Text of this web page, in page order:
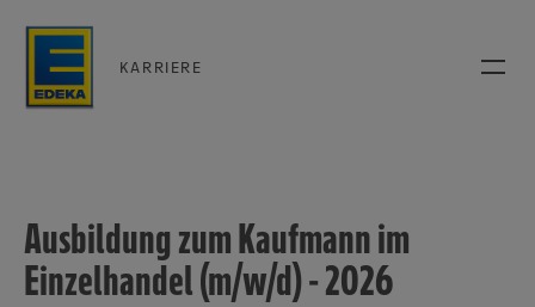
KARRIERE
Ausbildung zum Kaufmann im
Einzelhandel (m/w/d) - 2026